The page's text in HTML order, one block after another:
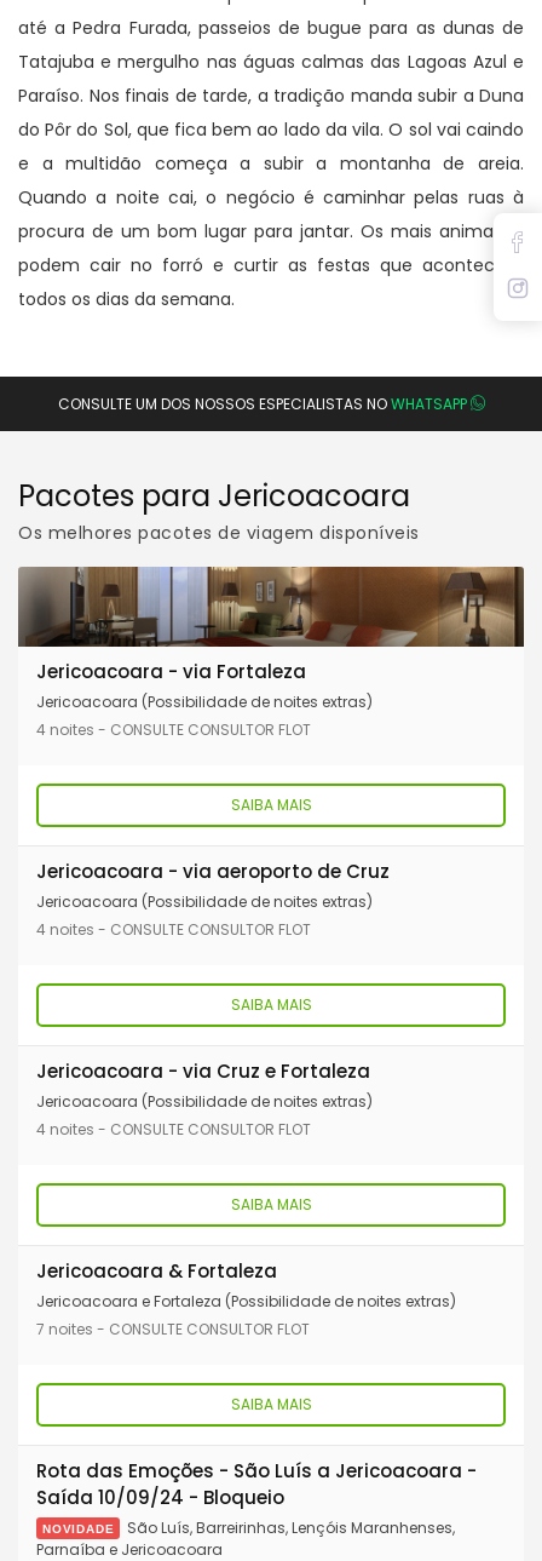
até a Pedra Furada, passeios de bugue para as dunas de
Tatajuba e mergulho nas águas calmas das Lagoas Azul e
Paraíso. Nos finais de tarde, a tradição manda subir a Duna
do Pôr do Sol, que fica bem ao lado da vila. O sol vai caindo
e a multidão começa a subir a montanha de areia.
Quando a noite cai, o negócio é caminhar pelas ruas à
procura de um bom lugar para jantar. Os mais animados
podem cair no forró e curtir as festas que acontecem
todos os dias da semana.
CONSULTE UM DOS NOSSOS ESPECIALISTAS NOWHATSAPP
Pacotes para Jericoacoara
Os melhores pacotes de viagem disponíveis
Jericoacoara - via Fortaleza
Jericoacoara (Possibilidade de noites extras)
4 noites - CONSULTE CONSULTOR FLOT
SAIBA MAIS
Jericoacoara - via aeroporto de Cruz
Jericoacoara (Possibilidade de noites extras)
4 noites - CONSULTE CONSULTOR FLOT
SAIBA MAIS
Jericoacoara - via Cruz e Fortaleza
Jericoacoara (Possibilidade de noites extras)
4 noites - CONSULTE CONSULTOR FLOT
SAIBA MAIS
Jericoacoara & Fortaleza
Jericoacoara e Fortaleza (Possibilidade de noites extras)
7 noites - CONSULTE CONSULTOR FLOT
SAIBA MAIS
Rota das Emoções - São Luís a Jericoacoara -
Saída 10/09/24 - Bloqueio
NOVIDADE
São Luís, Barreirinhas, Lençóis Maranhenses,
Parnaíba e Jericoacoara